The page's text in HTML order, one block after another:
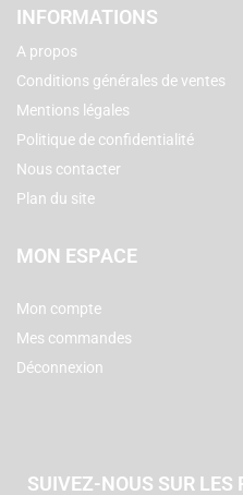
INFORMATIONS
A propos
Conditions générales de ventes
Mentions légales
Politique de confidentialité
Nous contacter
Plan du site
MON ESPACE
Mon compte
Mes commandes
Déconnexion
SUIVEZ-NOUS SUR LES